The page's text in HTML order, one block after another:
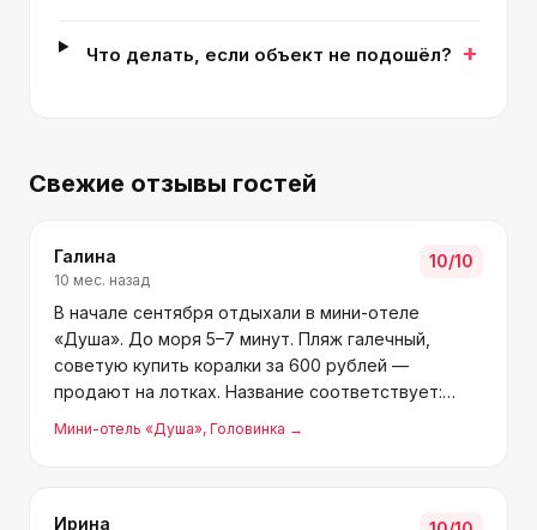
Что делать, если объект не подошёл? +
Свежие отзывы гостей
Галина
10 мес. назад
10/10
В начале сентября отдыхали в мини-отеле
«Душа». До моря 5–7 минут. Пляж галечный,
советую купить коралки за 600 рублей —
продают на лотках. Название соответствует:
площадка, детский и взрослый бассейны (с
Мини-отель «Душа», Головинка →
Ирина